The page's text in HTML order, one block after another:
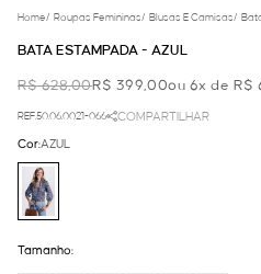
Home/ Roupas Femininas/ Blusas E Camisas/
BATA ESTAMPADA - AZUL
R$ 628,00R$ 399,00ou 6x de R$
REF.50.06.0021-066 COMPARTILHAR
Cor:AZUL
Tamanho: